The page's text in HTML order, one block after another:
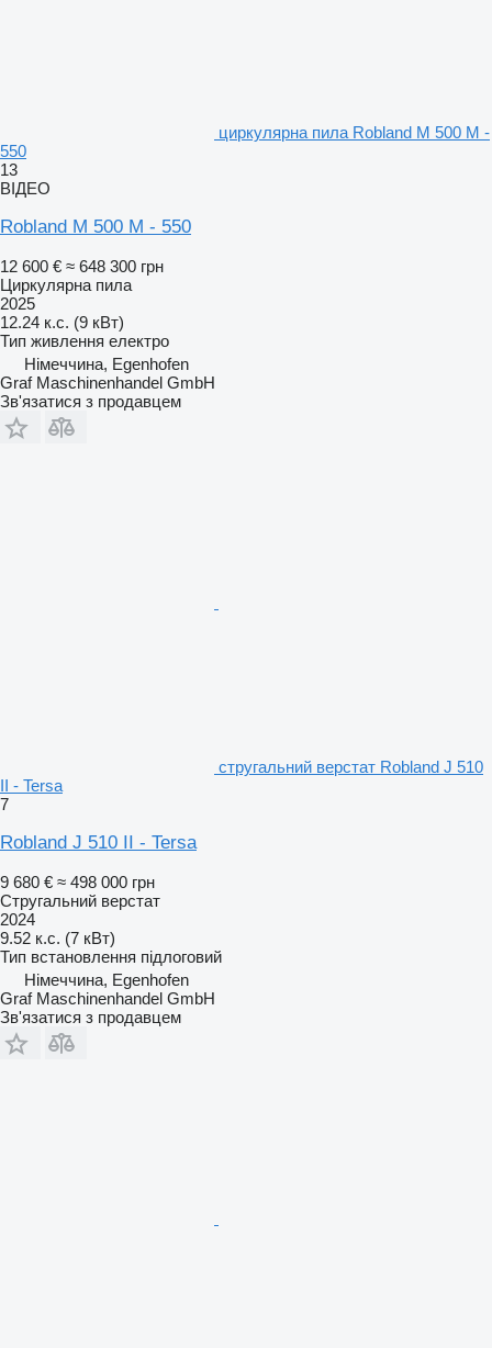
циркулярна пила Robland M 500 M -
550
13
ВІДЕО
Robland M 500 M - 550
12 600 € ≈ 648 300 грн
Циркулярна пила
2025
12.24 к.с. (9 кВт)
Тип живлення електро
Німеччина, Egenhofen
Graf Maschinenhandel GmbH
Зв'язатися з продавцем
стругальний верстат Robland J 510
II - Tersa
7
Robland J 510 II - Tersa
9 680 € ≈ 498 000 грн
Стругальний верстат
2024
9.52 к.с. (7 кВт)
Тип встановлення підлоговий
Німеччина, Egenhofen
Graf Maschinenhandel GmbH
Зв'язатися з продавцем